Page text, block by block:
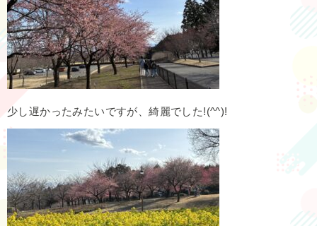
少し遅かったみたいですが、綺麗でした!(^^)!